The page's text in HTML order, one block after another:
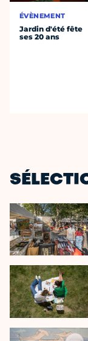
ÉVÈNEMENT
Jardin d'été fête
ses 20 ans